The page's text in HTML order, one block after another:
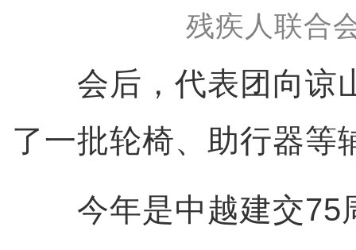
残疾人联合
会后，代表团向谅
了一批轮椅、助行器等
今年是中越建交75